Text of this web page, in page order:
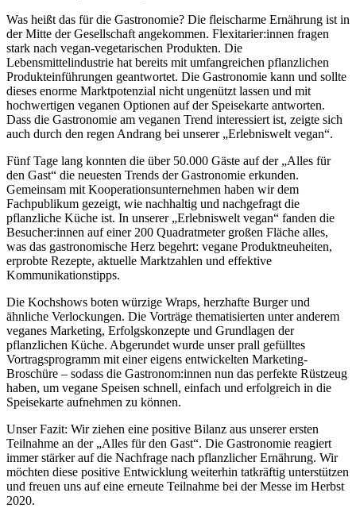
Was heißt das für die Gastronomie? Die fleischarme Ernährung ist in
der Mitte der Gesellschaft angekommen. Flexitarier:innen fragen
stark nach vegan-vegetarischen Produkten. Die
Lebensmittelindustrie hat bereits mit umfangreichen pflanzlichen
Produkteinführungen geantwortet. Die Gastronomie kann und sollte
dieses enorme Marktpotenzial nicht ungenützt lassen und mit
hochwertigen veganen Optionen auf der Speisekarte antworten.
Dass die Gastronomie am veganen Trend interessiert ist, zeigte sich
auch durch den regen Andrang bei unserer „Erlebniswelt vegan“.
Fünf Tage lang konnten die über 50.000 Gäste auf der „Alles für
den Gast“ die neuesten Trends der Gastronomie erkunden.
Gemeinsam mit Kooperationsunternehmen haben wir dem
Fachpublikum gezeigt, wie nachhaltig und nachgefragt die
pflanzliche Küche ist. In unserer „Erlebniswelt vegan“ fanden die
Besucher:innen auf einer 200 Quadratmeter großen Fläche alles,
was das gastronomische Herz begehrt: vegane Produktneuheiten,
erprobte Rezepte, aktuelle Marktzahlen und effektive
Kommunikationstipps.
Die Kochshows boten würzige Wraps, herzhafte Burger und
ähnliche Verlockungen. Die Vorträge thematisierten unter anderem
veganes Marketing, Erfolgskonzepte und Grundlagen der
pflanzlichen Küche. Abgerundet wurde unser prall gefülltes
Vortragsprogramm mit einer eigens entwickelten Marketing-
Broschüre – sodass die Gastronom:innen nun das perfekte Rüstzeug
haben, um vegane Speisen schnell, einfach und erfolgreich in die
Speisekarte aufnehmen zu können.
Unser Fazit: Wir ziehen eine positive Bilanz aus unserer ersten
Teilnahme an der „Alles für den Gast“. Die Gastronomie reagiert
immer stärker auf die Nachfrage nach pflanzlicher Ernährung. Wir
möchten diese positive Entwicklung weiterhin tatkräftig unterstützen
und freuen uns auf eine erneute Teilnahme bei der Messe im Herbst
2020.